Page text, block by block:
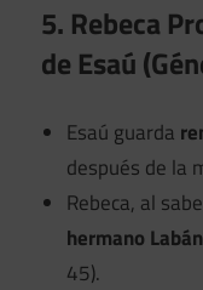
5. Rebeca
de Esaú
Esaú guarda
después de la
Rebeca, al
hermano
45).